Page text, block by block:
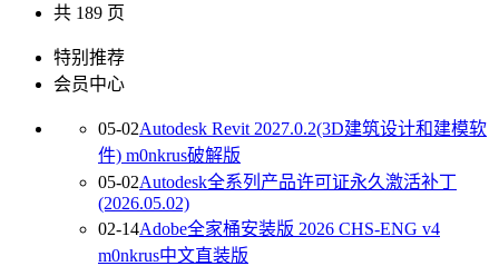
共 189 页
特别推荐
会员中心
05-02Autodesk Revit 2027.0.2(3D建筑设计和建模软
件) m0nkrus破解版
05-02Autodesk全系列产品许可证永久激活补丁
(2026.05.02)
02-14Adobe全家桶安装版 2026 CHS-ENG v4
m0nkrus中文直装版